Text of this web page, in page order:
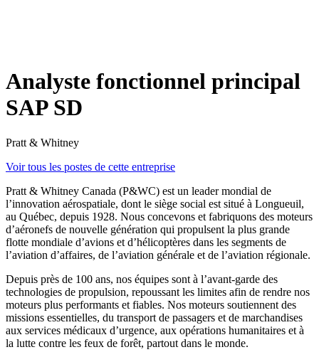
Analyste fonctionnel principal
SAP SD
Pratt & Whitney
Voir tous les postes de cette entreprise
Pratt & Whitney Canada (P&WC) est un leader mondial de
l’innovation aérospatiale, dont le siège social est situé à Longueuil,
au Québec, depuis 1928. Nous concevons et fabriquons des moteurs
d’aéronefs de nouvelle génération qui propulsent la plus grande
flotte mondiale d’avions et d’hélicoptères dans les segments de
l’aviation d’affaires, de l’aviation générale et de l’aviation régionale.
Depuis près de 100 ans, nos équipes sont à l’avant-garde des
technologies de propulsion, repoussant les limites afin de rendre nos
moteurs plus performants et fiables. Nos moteurs soutiennent des
missions essentielles, du transport de passagers et de marchandises
aux services médicaux d’urgence, aux opérations humanitaires et à
la lutte contre les feux de forêt, partout dans le monde.